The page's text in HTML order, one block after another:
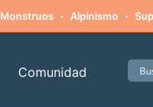
Monstruos · Alpinismo ·
Comunidad